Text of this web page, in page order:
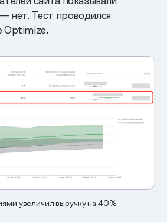
нет. Тест проводился
Optimize.
увеличил выручку на 40%